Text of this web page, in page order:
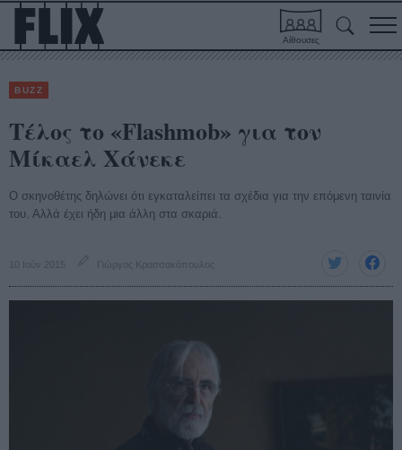
Αίθουσες
BUZZ
Τέλος το «Flashmob» για τον
Μίκαελ Χάνεκε
Ο σκηνοθέτης δηλώνει ότι εγκαταλείπει τα σχέδια για την επόμενη ταινία
του. Αλλά έχει ήδη μια άλλη στα σκαριά.
10 Ιούν 2015 Γιώργος Κρασσακόπουλος